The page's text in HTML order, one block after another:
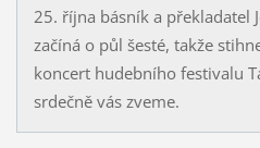
25. října básník a překladatel
začíná o půl šesté, takže
koncert hudebního festivalu
srdečně vás zveme.